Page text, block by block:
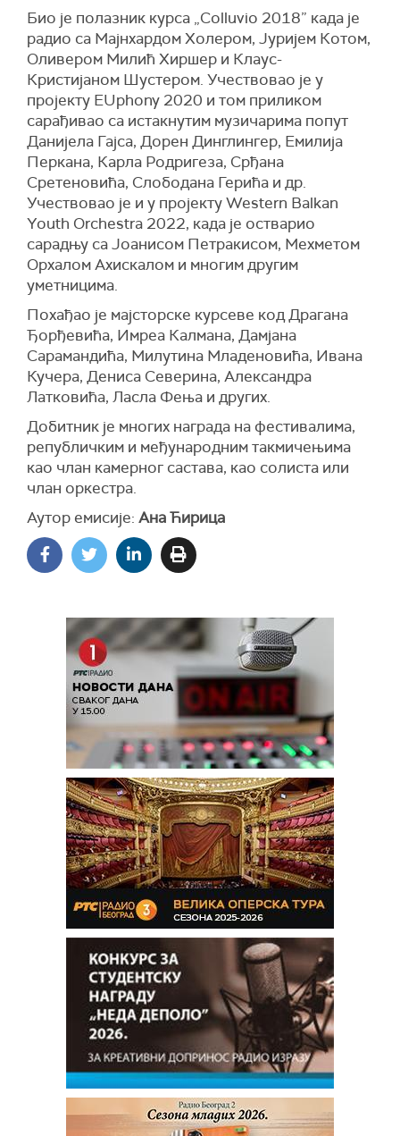
Био је полазник курса „Colluvio 2018” када је
радио са Мајнхардом Холером, Јуријем Котом,
Оливером Милић Хиршер и Клаус-
Кристијаном Шустером. Учествовао је у
пројекту EUphony 2020 и том приликом
сарађивао са истакнутим музичарима попут
Данијела Гајса, Дорен Динглингер, Емилиja
Перканa, Карлa Родригезa, Срђанa
Сретеновићa, Слободанa Герићa и др.
Учествовао је и у пројекту Western Balkan
Youth Orchestra 2022, када је остварио
сарадњу са Јоанисом Петракисом, Мехметом
Орхалом Ахискалом и многим другим
уметницима.
Похађао је мајсторске курсеве код Драгана
Ђорђевића, Имреа Калмана, Дамјана
Сарамандића, Милутина Младеновића, Ивана
Кучера, Дениса Северина, Александра
Латковића, Ласла Фења и других.
Добитник је многих награда на фестивалима,
републичким и међународним такмичењима
као члан камерног састава, као солиста или
члан оркестра.
Аутор емисије: Ана Ћирица